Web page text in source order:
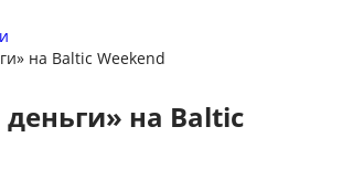
на Baltic Weekend
деньги» на Baltic